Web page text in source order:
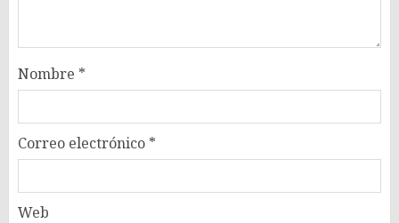
Nombre *
Correo electrónico *
Web